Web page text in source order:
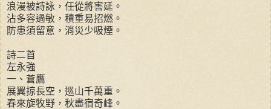
浪漫被詩詠，任從將害延。
沾多容過敏，積重易招燃。
防患須留意，消災少吸煙。
詩二首
左永強
一、蒼鷹
展翼掠長空，巡山千萬重。
春來旋牧野，秋盡宿奇峰。